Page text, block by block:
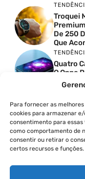
Para fornecer as
cookies para armazenar
consentimento para
como comportamento de
consentir ou retirar o
certos recursos e funções.
Troquei
De 250
Que
Quatro
O Oppo
Absurdo
Vivo
Como